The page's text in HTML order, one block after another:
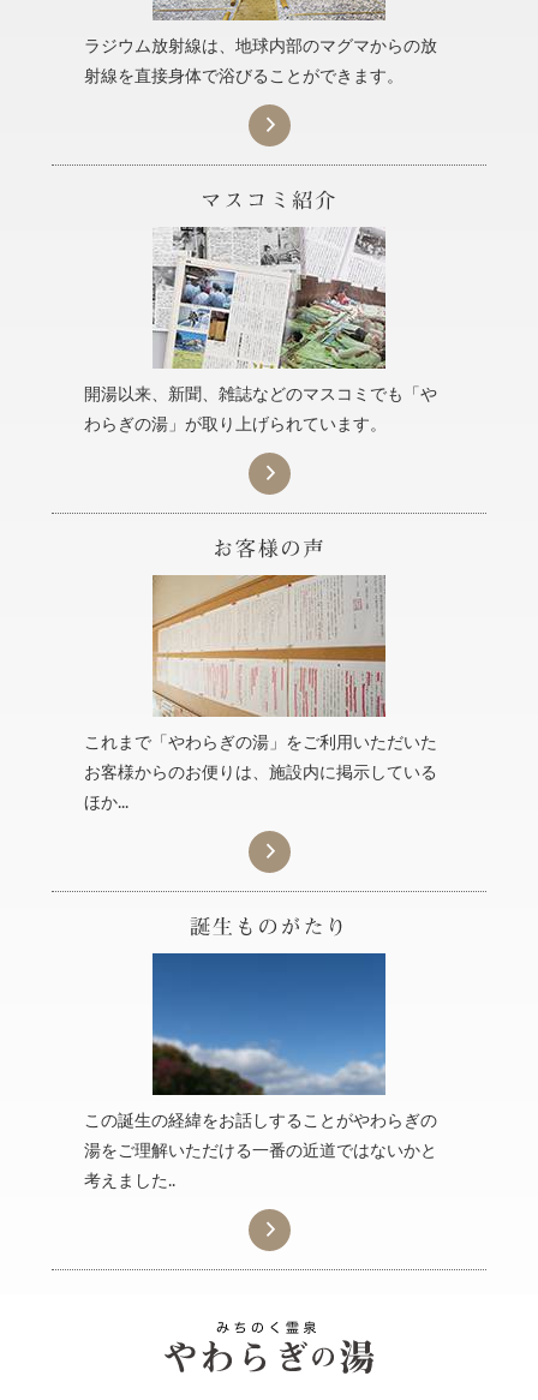
ラジウム放射線は、地球内部のマグマからの放
射線を直接身体で浴びることができます。

開湯以来、新聞、雑誌などのマスコミでも「や
わらぎの湯」が取り上げられています。

これまで「やわらぎの湯」をご利用いただいた
お客様からのお便りは、施設内に掲示している
ほか...

この誕生の経緯をお話しすることがやわらぎの
湯をご理解いただける一番の近道ではないかと
考えました..
